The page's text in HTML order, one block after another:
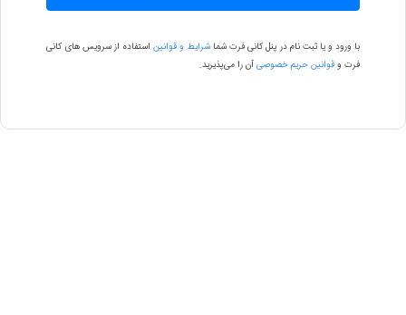
با ورود و یا ثبت نام در پنل کانی فرت شما شرایط و قوانین استفاده از سرویس های کانی
فرت وقوانین حریم خصوصیآن را می‌پذیرید.